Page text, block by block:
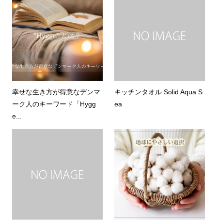
幸せな生き方が得意なデンマ
ーク人のキーワード「Hygg
e...
キッチンタオル Solid Aqua S
ea